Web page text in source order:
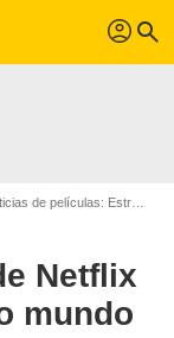
profil search
de películas: Estreno de película
Netflix
mundo